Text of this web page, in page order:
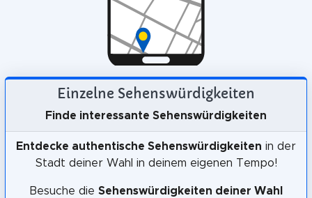
Einzelne Sehenswürdigkeiten
Finde interessante Sehenswürdigkeiten
Entdecke authentische Sehenswürdigkeiten in der
Stadt deiner Wahl in deinem eigenen Tempo!
Besuche die Sehenswürdigkeiten deiner Wahl